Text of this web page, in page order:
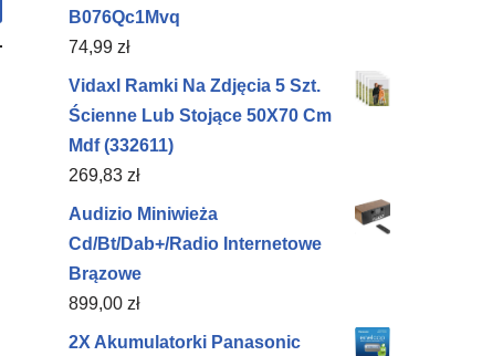
B076Qc1Mvq
74,99 zł
Vidaxl Ramki Na Zdjęcia 5 Szt.
Ścienne Lub Stojące 50X70 Cm
Mdf (332611)
269,83 zł
Audizio Miniwieża
Cd/Bt/Dab+/Radio Internetowe
Brązowe
899,00 zł
2X Akumulatorki Panasonic